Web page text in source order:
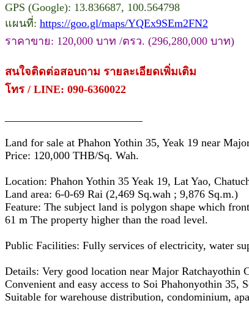
GPS (Google): 13.836687, 100.564798
แผนที่: https://goo.gl/maps/YQEx9SEm2FN2
ราคาขาย: 120,000 บาท /ตรว. (296,280,000 บาท)
สนใจติดต่อสอบถาม รายละเอียดเพิ่มเติม
โทร / LINE: 090-6360022
Land for sale at Phahon Yothin 35, Yeak 19 near
Price: 120,000 THB/Sq. Wah.
Location: Phahon Yothin 35 Yeak 19, Lat Yao,
Land area: 6‑0‑69 Rai (2,469 Sq.wah ; 9,876 Sq.m.)
Feature: The subject land is polygon shape which
61 m The property higher than the road level.
Public Facilities: Fully services of electricity, water
Details: Very good location near Major Ratchayothin
Convenient and easy access to Soi Phahonyothin
Suitable for warehouse distribution, condominium,